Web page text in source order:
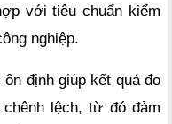
với tiêu chuẩn kiểm
nghiệp.
định giúp kết quả đo
lệch, từ đó đảm